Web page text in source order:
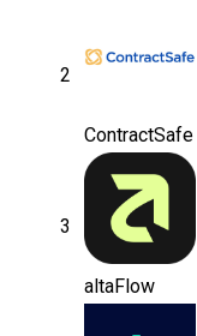
2
ContractSafe
3
altaFlow